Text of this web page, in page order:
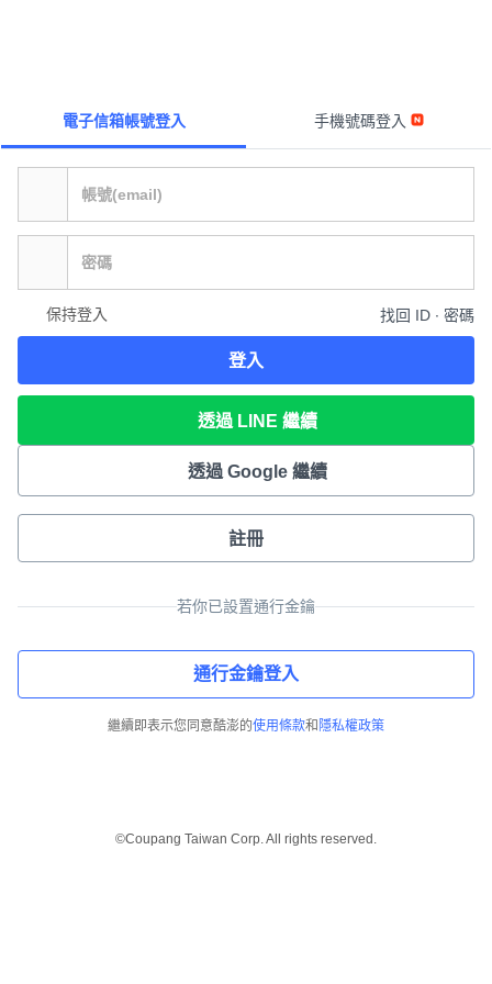
電子信箱帳號登入 手機號碼登入
保持登入 找回 ID ∙ 密碼
登入
透過 LINE 繼續
透過 Google 繼續
註冊
若你已設置通行金鑰
通行金鑰登入
繼續即表示您同意酷澎的使用條款和 隱私權政策
©Coupang Taiwan Corp. All rights reserved.